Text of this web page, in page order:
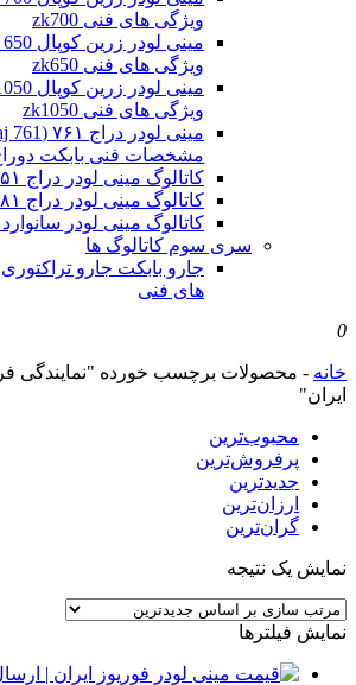
ویژگی های فنی zk700
ویژگی های فنی zk650
ویژگی های فنی zk1050
مشخصات فنی بابکت
کاتالوگ مینی لودر دراج ۷۵۱ (Doraj 751)
کاتالوگ مینی لودر دراج ۷۸۱ (Doraj 781)
کاتالوگ مینی لودر سانوارد Sunward SWL 3210
سری سوم کاتالوگ ها
جارو بابکت جارو
های فنی
0
خانه - محصولات برچسب خورده "نمایندگی
ایران"
محبوب‌ترین
پرفروش‌ترین
جدیدترین
ارزان‌ترین
گران‌ترین
نمایش یک نتیجه
نمایش فیلترها